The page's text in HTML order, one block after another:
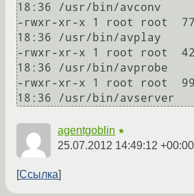
18:36 /usr/bin/avconv
-rwxr-xr-x 1 root root
18:36 /usr/bin/avplay
-rwxr-xr-x 1 root root
18:36 /usr/bin/avprobe
-rwxr-xr-x 1 root root
agentgoblin ★
25.07.2012 14:49:12 +00:00
Ссылка